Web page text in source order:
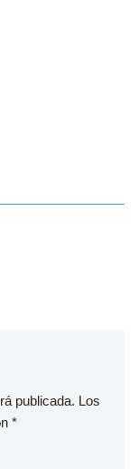
publicada. Los
*